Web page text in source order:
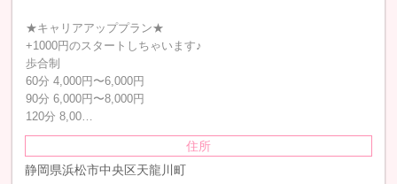
★キャリアアッププラン★
+1000円のスタートしちゃいます♪
歩合制
60分 4,000円〜6,000円
90分 6,000円〜8,000円
120分 8,00…
住所
静岡県浜松市中央区天龍川町